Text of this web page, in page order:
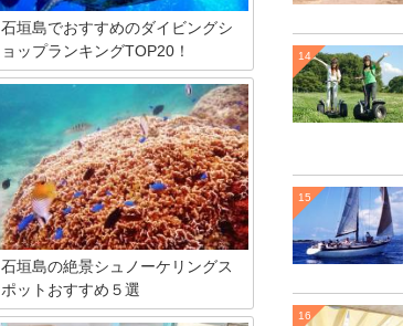
石垣島でおすすめのダイビングシ
ョップランキングTOP20！
石垣島のダイビングを特集します。リゾ
ート県、沖縄の中でも遥か南側にある八
重山諸島の石垣島とその周辺は、透明度
が高い海域としても有名。かつ大きなサ
ンゴ礁やウミガメ、マンタと言った大型
の生き物がやってきます。そんな石垣ダ
イビングを、初心者・経験者問わず楽し
めるおすすめプランを紹介します。
石垣島の絶景シュノーケリングス
ポットおすすめ５選
石垣島でサンゴ礁を見るというと、ダイ
14
15
16